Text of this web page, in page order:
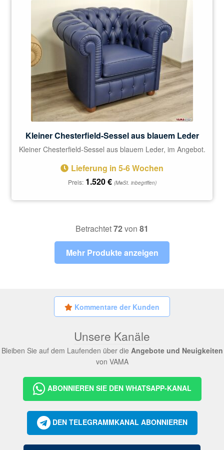
Kleiner Chesterfield-Sessel aus blauem Leder
Kleiner Chesterfield-Sessel aus blauem Leder, im Angebot.
Lieferung in 5-6 Wochen
Preis: 1.520€ (MwSt. inbegriffen)
Betrachtet72von 81
Mehr Produkte anzeigen
Kommentare der Kunden
Unsere Kanäle
Bleiben Sie auf dem Laufenden über die Angebote und Neuigkeiten
von VAMA
ABONNIEREN SIE DEN WHATSAPP-KANAL
DEN TELEGRAMMKANAL ABONNIEREN